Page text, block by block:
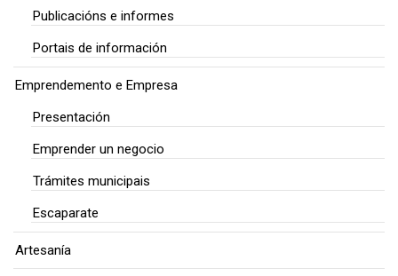
Publicacións e informes
Portais de información
Emprendemento e Empresa
Presentación
Emprender un negocio
Trámites municipais
Escaparate
Artesanía